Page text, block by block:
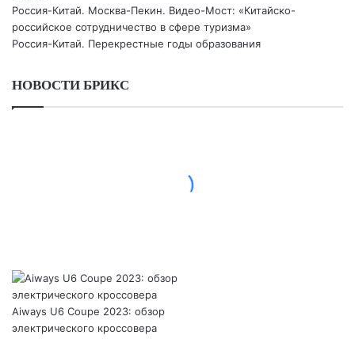
Россия-Китай. Москва-Пекин. Видео-Мост: «Китайско-
российское сотрудничество в сфере туризма»
Россия-Китай. Перекрестные годы образования
НОВОСТИ БРИКС
Aiways U6 Coupe 2023: обзор
электрического кроссовера